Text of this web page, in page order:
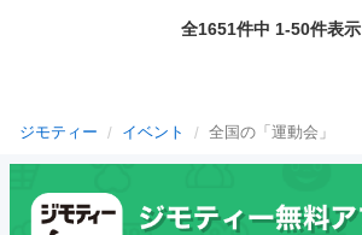
全1651件中 1-50件表示
ジモティー イベント 全国の「運動会」